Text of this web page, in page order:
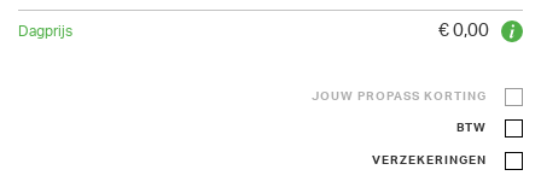
€ 0,00
JOUW PROPASS KORTING
BTW
VERZEKERINGEN